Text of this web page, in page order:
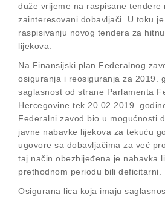
duže vrijeme na raspisane tendere
zainteresovani dobavljači. U toku
raspisivanju novog tendera za
lijekova.
Na Finansijski plan Federalnog
osiguranja i reosiguranja za 2019.
saglasnost od strane Parlamenta
Hercegovine tek 20.02.2019.
Federalni zavod bio u mogućnosti
javne nabavke lijekova za tekuću
ugovore sa dobavljačima za već
taj način obezbijeđena je nabavka
prethodnom periodu bili deficitarni.
Osigurana lica koja imaju